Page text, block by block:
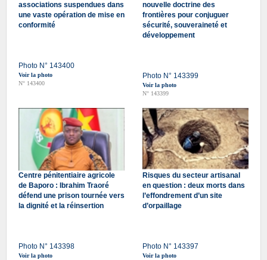
associations suspendues dans
une vaste opération de mise en
conformité
Photo N° 143400
Voir la photo
N° 143400
nouvelle doctrine des
frontières pour conjuguer
sécurité, souveraineté et
développement
Photo N° 143399
Voir la photo
N° 143399
Centre pénitentiaire agricole
de Baporo : Ibrahim Traoré
défend une prison tournée vers
la dignité et la réinsertion
Photo N° 143398
Voir la photo
Risques du secteur artisanal
en question : deux morts dans
l’effondrement d’un site
d’orpaillage
Photo N° 143397
Voir la photo